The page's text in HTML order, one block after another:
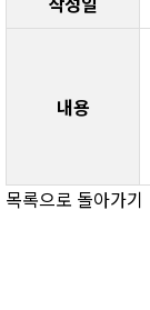
내용
목록으로 돌아가기